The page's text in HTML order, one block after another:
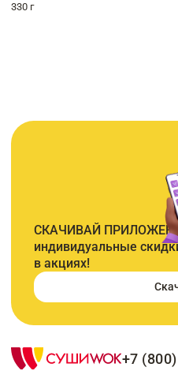
330 г
СКАЧИВАЙ
индивидуальные
в акциях!
+7